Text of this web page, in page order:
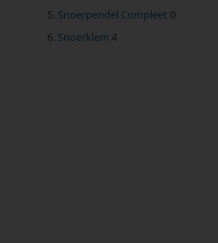
Snoerpendel Compleet 0
Snoerklem 4